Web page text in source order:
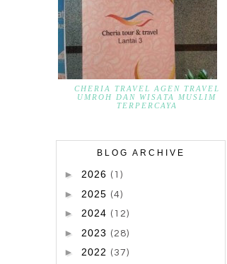
CHERIA TRAVEL AGEN TRAVEL
UMROH DAN WISATA MUSLIM
TERPERCAYA
BLOG ARCHIVE
► 2026 (1)
► 2025 (4)
► 2024 (12)
► 2023 (28)
► 2022 (37)